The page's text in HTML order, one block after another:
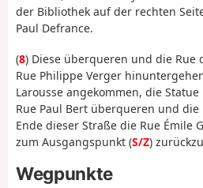
der Bibliothek auf der rechten
Paul Defrance.
(8) Diese überqueren und die
Rue Philippe Verger
Larousse angekommen, die
Rue Paul Bert überqueren und die
Ende dieser Straße die Rue Émile
zum Ausgangspunkt (S/Z)
Wegpunkte